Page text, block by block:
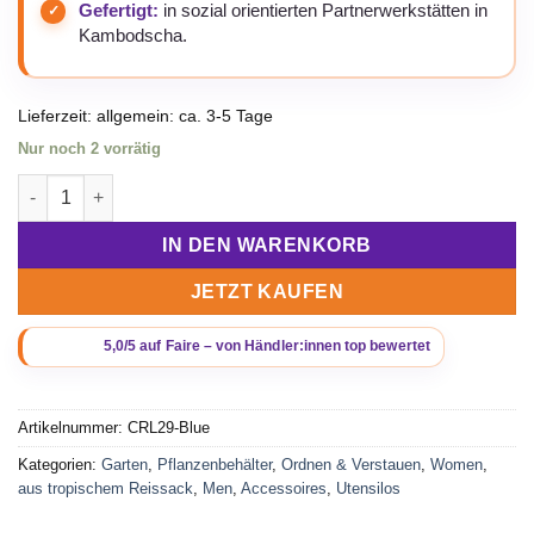
Gefertigt: in sozial orientierten Partnerwerkstätten in
Kambodscha.
Lieferzeit: allgemein: ca. 3-5 Tage
Nur noch 2 vorrätig
Beadbags Universal-/ Pflanzenbehälter aus recycelten
IN DEN WARENKORB
JETZT KAUFEN
Artikelnummer: CRL29-Blue
Kategorien: Garten Pflanzenbehälter, Ordnen & Verstauen Women
aus tropischem Reissack
Men Accessoires Utensilos